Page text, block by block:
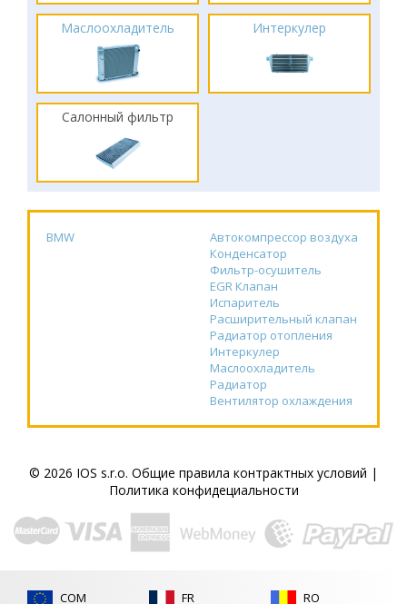
Маслоохладитель Интеркулер
Салонный фильтр
BMW
Автокомпрессор воздуха
Конденсатор
Фильтр-осушитель
EGR Клапан
Испаритель
Расширительный клапан
Радиатор отопления
Интеркулер
Маслоохладитель
Радиатор
Вентилятор охлаждения
© 2026 IOS s.r.o. Общие правила контрактных условий |
Политика конфидециальности
COM FR RO